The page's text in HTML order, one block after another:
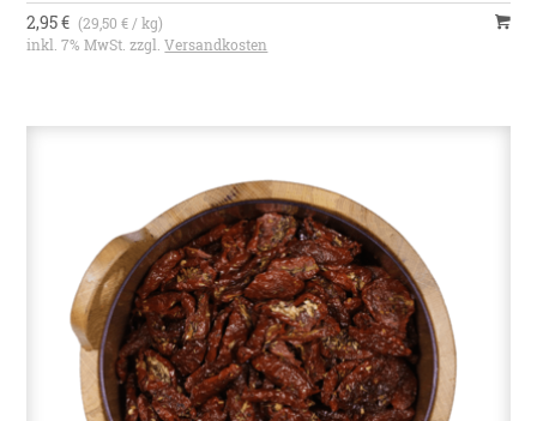
2,95 € (29,50 € / kg)
inkl. 7% MwSt. zzgl.Versandkosten